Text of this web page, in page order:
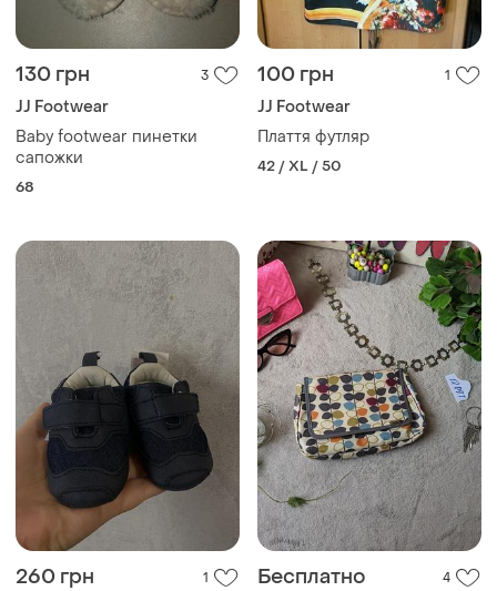
130 грн 3
JJ Footwear
Baby footwear пинетки
сапожки
68
100 грн 1
JJ Footwear
Плаття футляр
42 / XL / 50
260 грн 1 Бесплатно 4